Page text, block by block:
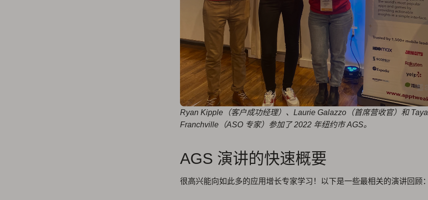
Ryan Kipple（客户成功经理）、Laurie Galazzo（首席营收官）和 Taya
Franchville（ASO 专家）参加了 2022 年纽约市 AGS。
AGS 演讲的快速概要
很高兴能向如此多的应用增长专家学习！以下是一些最相关的演讲回顾：